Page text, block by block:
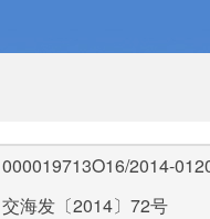
000019713O16/2014-
交海发〔2014〕72号